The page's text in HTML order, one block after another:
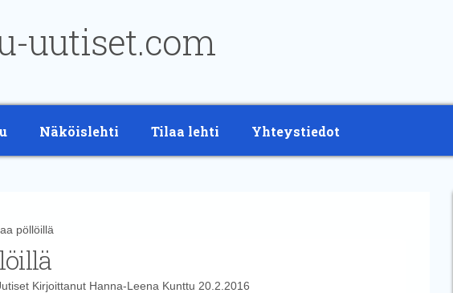
Näköislehti Tilaa lehti Yhteystiedot
pöllöillä
Kirjoittanut Hanna-Leena Kunttu 20.2.2016